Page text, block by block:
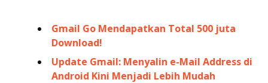
Gmail Go Mendapatkan Total 500 juta
Download!
Update Gmail: Menyalin e-Mail Address di
Android Kini Menjadi Lebih Mudah